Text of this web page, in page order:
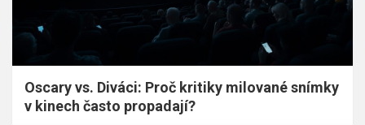
Oscary vs. Diváci: Proč kritiky milované snímky
v kinech často propadají?